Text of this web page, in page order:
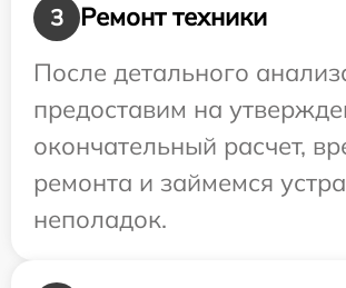
3
Ремонт техники
После детального
предоставим на
окончательный расчет,
ремонта и займемся
неполадок.